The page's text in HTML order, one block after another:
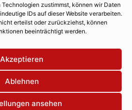
zustimmst, können wir Daten
IDs auf dieser Website verarbeiten.
erteilst oder zurückziehst, können
beeinträchtigt werden.
Akzeptieren
Ablehnen
ansehen
Werbung
Eventkalender